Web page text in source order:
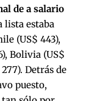
de a salario
lista estaba
(US$ 443),
Bolivia (US$
Detrás de
puesto,